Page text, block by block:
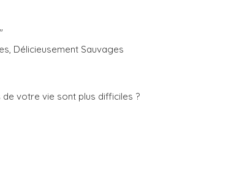
Délicieusement Sauvages
votre vie sont plus difficiles ?